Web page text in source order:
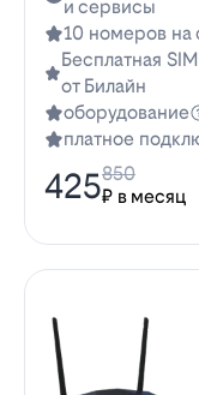
и сервисы
10 номеров
Бесплатная
от Билайн
оборудование
платное
425₽ в месяц
850